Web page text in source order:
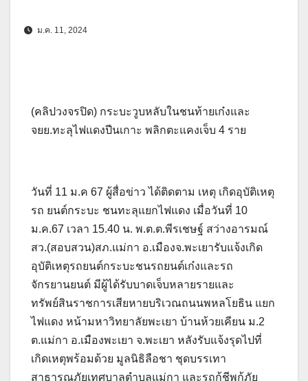
ม.ค. 11, 2024
(คลิปวงจรปิด) กระบะวูบหลับในชนท้ายเก๋งและ
จยย.ทะลุไฟแดงปีนเกาะ พลิกตะแคงเจ็บ 4 ราย
วันที่ 11 ม.ค 67 ผู้สื่อข่าว ได้ติดตาม เหตุ เกิดอุบัติเหตุ
รถ ยนต์กระบะ ชนทะลุแยกไฟแดง เมื่อวันที่ 10
ม.ค.67 เวลา 15.40 น. พ.ต.ต.พีรเชษฐ์ สว่างอารมณ์
สว.(สอบสวน)สภ.แม่กา อ.เมืองจ.พะเยารับแจ้งเกิด
อุบัติเหตุรถยนต์กระบะชนรถยนต์เก๋งและรถ
จักรยานยนต์ มีผู้ได้รับบาดเจ็บหลายรายและ
ทรัพย์สินราชการเสียหายบริเวณถนนพหลโยธิน แยก
ไฟแดง หน้ามหาวิทยาลัยพะเยา บ้านห้วยเคียน ม.2
ต.แม่กา อ.เมืองพะเยา จ.พะเยา หลังรับแจ้งรุดไปที่
เกิดเหตุพร้อมด้วย มูลนิธิลือชา ชุดบรรเทา
สาธารณภัยเทศบาลตำบลแม่กา และรถกู้ชีพกู้ภัย